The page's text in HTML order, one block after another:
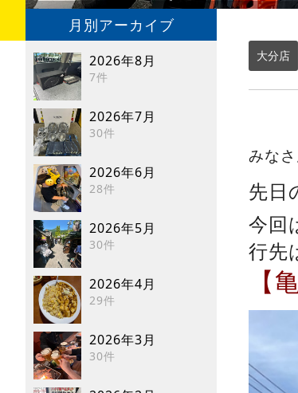
月別アーカイブ
2026年8月
7件
2026年7月
30件
2026年6月
28件
2026年5月
30件
2026年4月
29件
2026年3月
30件
大分店
みな
先日
今回
行先
【